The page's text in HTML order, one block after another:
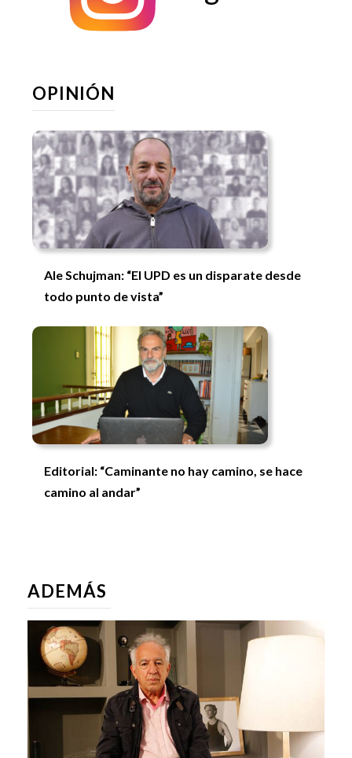
OPINIÓN
Ale Schujman: “El UPD es un disparate desde
todo punto de vista”
Editorial: “Caminante no hay camino, se hace
camino al andar”
ADEMÁS